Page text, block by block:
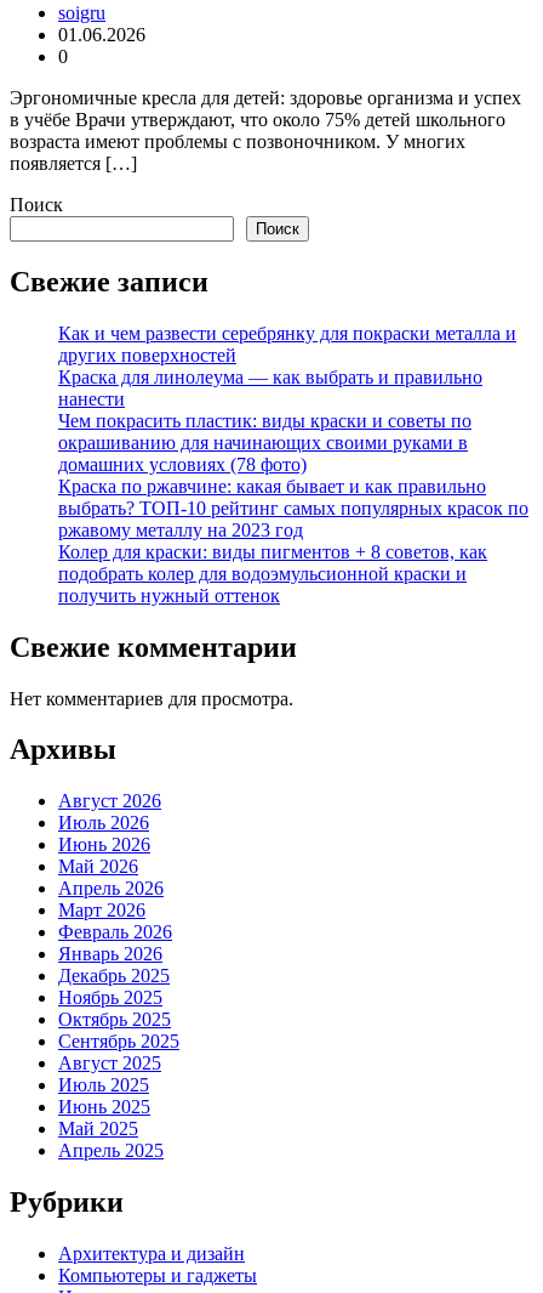
soigru
01.06.2026
0
Эргономичные кресла для детей: здоровье организма и успех
в учёбе Врачи утверждают, что около 75% детей школьного
возраста имеют проблемы с позвоночником. У многих
появляется […]
Поиск
Поиск
Свежие записи
Как и чем развести серебрянку для покраски металла и
других поверхностей
Краска для линолеума — как выбрать и правильно
нанести
Чем покрасить пластик: виды краски и советы по
окрашиванию для начинающих своими руками в
домашних условиях (78 фото)
Краска по ржавчине: какая бывает и как правильно
выбрать? ТОП-10 рейтинг самых популярных красок по
ржавому металлу на 2023 год
Колер для краски: виды пигментов + 8 советов, как
подобрать колер для водоэмульсионной краски и
получить нужный оттенок
Свежие комментарии
Нет комментариев для просмотра.
Архивы
Август 2026
Июль 2026
Июнь 2026
Май 2026
Апрель 2026
Март 2026
Февраль 2026
Январь 2026
Декабрь 2025
Ноябрь 2025
Октябрь 2025
Сентябрь 2025
Август 2025
Июль 2025
Июнь 2025
Май 2025
Апрель 2025
Рубрики
Архитектура и дизайн
Компьютеры и гаджеты